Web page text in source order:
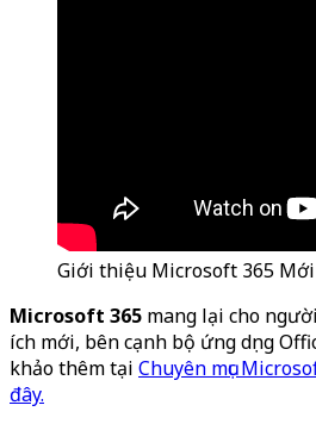
Giới thiệu Microsoft 365 Mới
Microsoft 365 mang lại cho
ích mới, bên cạnh bộ ứng dụng
khảo thêm tại Chuyên mục
đây.